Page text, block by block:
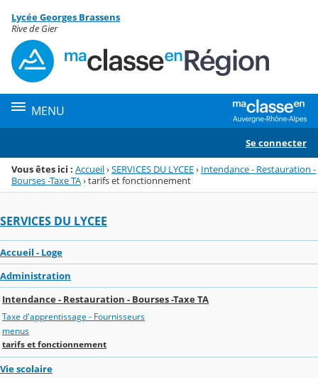
Menu de la rubrique
Contenu
Lycée Georges Brassens
Rive de Gier
MENU
Se connecter
Vous êtes ici : Accueil›SERVICES DU LYCEE› Intendance - Restauration -
Bourses -Taxe TA›tarifs et fonctionnement
SERVICES DU LYCEE
Accueil - Loge
Administration
Intendance - Restauration - Bourses -Taxe TA
Taxe d'apprentissage - Fournisseurs
menus
tarifs et fonctionnement
Vie scolaire